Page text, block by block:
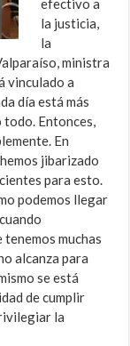
efectivo a
la justicia,
la
ministra
vinculado a
día está más
Entonces,
En
jibarizado
para esto.
podemos llegar
muchas
alcanza para
se está
de cumplir
la